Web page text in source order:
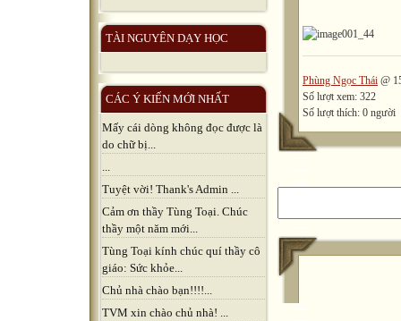
TÀI NGUYÊN DẠY HỌC
CÁC Ý KIẾN MỚI NHẤT
Mấy cái dòng không đọc được là
do chữ bị...
...
Tuyệt vời! Thank's Admin ...
Cảm ơn thầy Tùng Toại. Chúc
thầy một năm mới...
Tùng Toại kính chúc quí thầy cô
giáo: Sức khỏe...
Chủ nhà chào bạn!!!!...
TVM xin chào chủ nhà! ...
Phùng Ngọc Thái @
Số lượt xem: 322
Số lượt thích: 0 người